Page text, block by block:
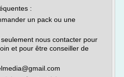
:
un pack ou une
nous contacter pour
et pour être conseiller de